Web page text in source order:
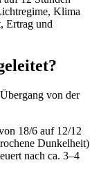
Klima
Ertrag und
von der
18/6 auf 12/12
Dunkelheit)
nach ca. 3–4